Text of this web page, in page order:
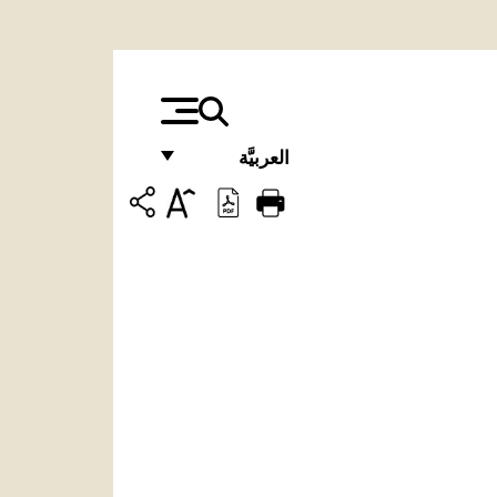
العربيَّة
FRANÇAIS